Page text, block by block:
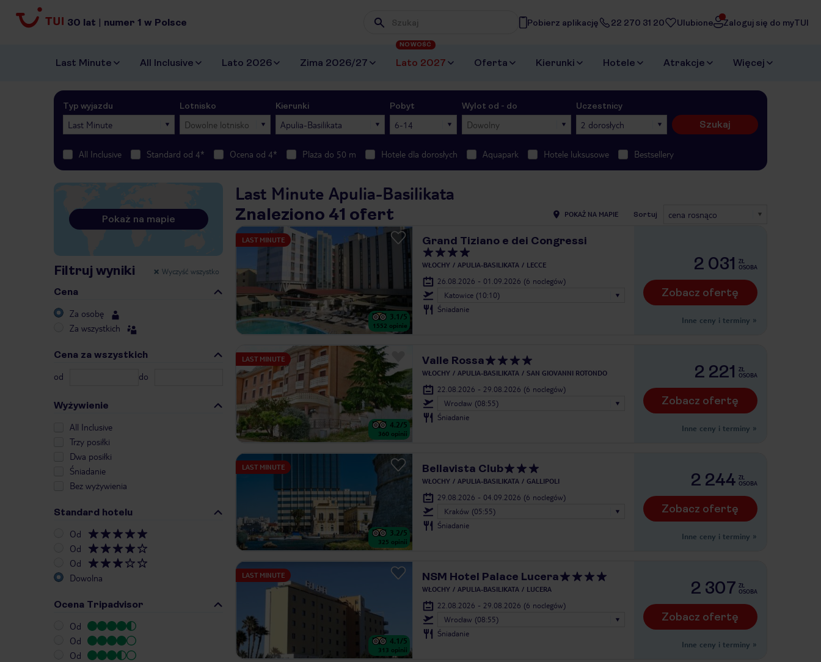
30 lat | numer 1 w Polsce Wpisz frazę, której szukasz
Pobierz aplikację 22 270 31 20 Ulubione Zaloguj się do myTUI
Last Minute All Inclusive Lato 2026 Zima 2026/27 Lato 2027
NOWOŚĆ
Oferta Kierunki Hotele Atrakcje Więcej
Typ wyjazdu
Last Minute
Lotnisko
Dowolne lotnisko
Kierunki
Apulia-Basilikata
Pobyt
6-14
Wylot od - do
Dowolny
Uczestnicy
2 dorosłych Szukaj
All Inclusive Standard od 4* Ocena od 4* Plaża do 50 m Hotele dla dorosłych Aquapark Hotele luksusowe Bestsellery
Pokaż na mapie
Filtruj wyniki Wyczyść wszystko
Cena
Za osobę
Za wszystkich
Cena za wszystkich
od do
Wyżywienie
All Inclusive
Trzy posiłki
Dwa posiłki
Śniadanie
Bez wyżywienia
Standard hotelu
Od
Od
Od
Dowolna
Ocena Tripadvisor
Od
Od
Od
Last Minute Apulia-Basilikata
Znaleziono 41 ofert POKAŻ NA MAPIE Sortuj cena rosnąco
LAST MINUTE
3.1/5
1552 opinie
Grand Tiziano e dei Congressi
WŁOCHY APULIA-BASILIKATA LECCE
26.08.2026 - 01.09.2026 (6 noclegów)
Katowice (10:10)
Śniadanie
2 031
ZŁ
OSOBA
Zobacz ofertę
Inne ceny i terminy »
LAST MINUTE
4.2/5
360 opinii
Valle Rossa
WŁOCHY APULIA-BASILIKATA SAN GIOVANNI ROTONDO
22.08.2026 - 29.08.2026 (6 noclegów)
Wrocław (08:55)
Śniadanie
2 221
ZŁ
OSOBA
Zobacz ofertę
Inne ceny i terminy »
LAST MINUTE
3.2/5
325 opinii
Bellavista Club
WŁOCHY APULIA-BASILIKATA GALLIPOLI
29.08.2026 - 04.09.2026 (6 noclegów)
Kraków (05:55)
Śniadanie
2 244 ZŁ
OSOBA
Zobacz ofertę
Inne ceny i terminy »
LAST MINUTE
4.1/5
313 opinii
NSM Hotel Palace Lucera
WŁOCHY APULIA-BASILIKATA LUCERA
22.08.2026 - 29.08.2026 (6 noclegów)
Wrocław (08:55)
Śniadanie
2 307 ZŁ
OSOBA
Zobacz ofertę
Inne ceny i terminy »